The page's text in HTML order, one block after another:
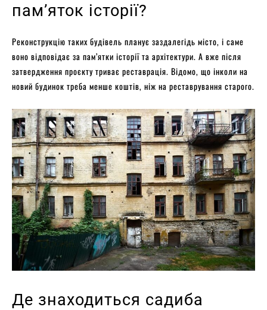
пам’яток історії?
Реконструкцію таких будівель планує заздалегідь місто, і саме
воно відповідає за пам’ятки історії та архітектури. А вже після
затвердження проєкту триває реставрація. Відомо, що інколи на
новий будинок треба менше коштів, ніж на реставрування старого.
Де знаходиться садиба